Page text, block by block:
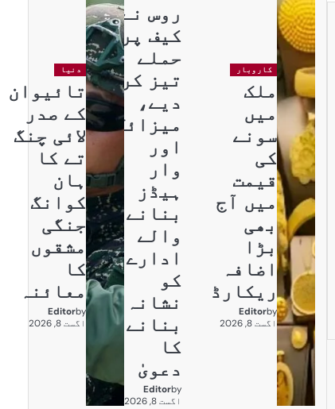
کاروبار
ملک
میں
سونے
کی
قیمت
میں آج
بھی
بڑا
اضافہ
ریکارڈ
by
Editor
اگست 8, 2026
روس نے
کیف پر
حملے
تیز کر
دیے،
میزائل
اور
وار
ہیڈز
بنانے
والے
ادارے
کو
نشانہ
بنانے
کا
دعویٰ
by
Editor
اگست 8, 2026
دنیا
تائیوان
کے صدر
لائی چنگ
تے کا
ہان
کوانگ
جنگی
مشقوں
کا
معائنہ
by
Editor
اگست 8, 2026